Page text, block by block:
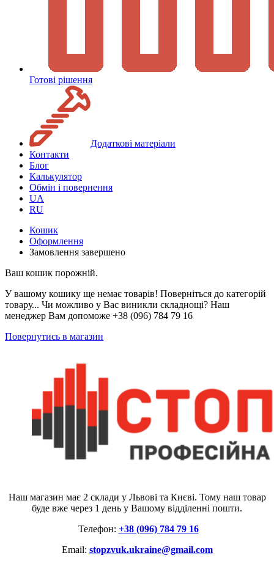
Готові рішення
Додаткові матеріали
Контакти
Блог
Калькулятор
Обмін і повернення
UA
RU
Кошик
Оформлення
Замовлення завершено
Ваш кошик порожній.
У вашому кошику ще немає товарів! Поверніться до категорій
товару... Чи можливо у Вас виникли складнощі? Наш
менеджер Вам допоможе +38 (096) 784 79 16
Повернутись в магазин
Наш магазин має 2 склади у Львові та Києві. Тому наш товар
буде вже через 1 день у Вашому відділенні пошти.
Телефон: +38 (096) 784 79 16
Email: stopzvuk.ukraine@gmail.com